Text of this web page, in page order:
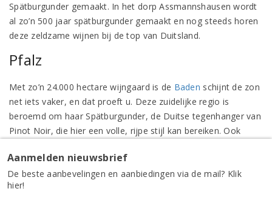
Spätburgunder gemaakt. In het dorp Assmannshausen wordt
al zo’n 500 jaar spätburgunder gemaakt en nog steeds horen
deze zeldzame wijnen bij de top van Duitsland.
Pfalz
Met zo’n 24.000 hectare wijngaard is de Baden schijnt de zon
net iets vaker, en dat proeft u. Deze zuidelijke regio is
beroemd om haar Spätburgunder, de Duitse tegenhanger van
Pinot Noir, die hier een volle, rijpe stijl kan bereiken. Ook
uitstekend in dit warmere klimaat. Hoewel coöperaties hier
een grote rol spelen, werken wij ook met kleinere
producenten die op terroir en kwaliteit gefocust zijn.
Aanmelden nieuwsbrief
De beste aanbevelingen en aanbiedingen via de mail? Klik
hier!